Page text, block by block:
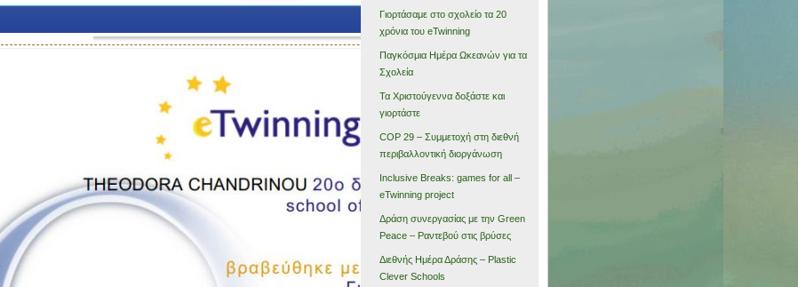
Γιορτάσαμε στο σχολείο τα 20
χρόνια του eTwinning
Παγκόσμια Ημέρα Ωκεανών για τα
Σχολεία
Τα Χριστούγεννα δοξάστε και
γιορτάστε
COP 29 – Συμμετοχή στη διεθνή
περιβαλλοντική διοργάνωση
Inclusive Breaks: games for all –
eTwinning project
Δράση συνεργασίας με την Green
Peace – Ραντεβού στις βρύσες
Διεθνής Ημέρα Δράσης – Plastic
Clever Schools